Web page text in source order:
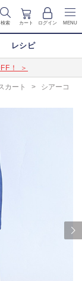
検索 カート ログイン MENU
レシピ
！ ＞
カート >
シアーコ
Next